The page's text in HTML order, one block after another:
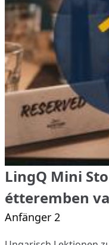
LingQ Mini
étteremben
Anfänger 2